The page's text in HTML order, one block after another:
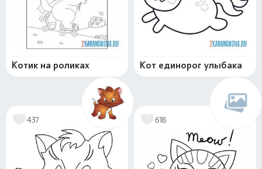
Котик на роликах Кот единорог улыбака
437 618